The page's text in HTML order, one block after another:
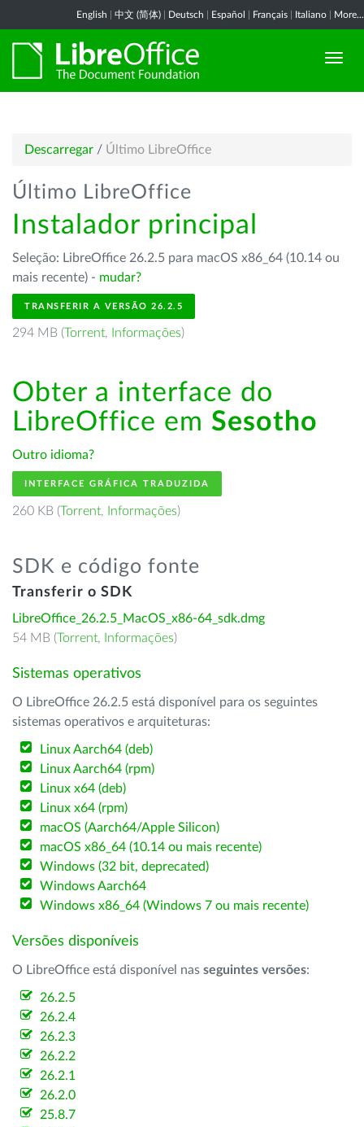
English 中文 (简体) Deutsch Español Français Italiano More...
Descarregar / Último LibreOffice
Último LibreOffice
Instalador principal
Seleção: LibreOffice 26.2.5 para macOS x86_64 (10.14 ou
mais recente) - mudar?
TRANSFERIR A VERSÃO 26.2.5
294 MB (Torrent, Informações)
Obter a interface do
LibreOffice em Sesotho
Outro idioma?
INTERFACE GRÁFICA TRADUZIDA
260 KB (Torrent, Informações)
SDK e código fonte
Transferir o SDK
LibreOffice_26.2.5_MacOS_x86-64_sdk.dmg
54 MB (Torrent, Informações)
Sistemas operativos
O LibreOffice 26.2.5 está disponível para os seguintes
sistemas operativos e arquiteturas:
Linux Aarch64 (deb)
Linux Aarch64 (rpm)
Linux x64 (deb)
Linux x64 (rpm)
macOS (Aarch64/Apple Silicon)
macOS x86_64 (10.14 ou mais recente)
Windows (32 bit, deprecated)
Windows Aarch64
Windows x86_64 (Windows 7 ou mais recente)
Versões disponíveis
O LibreOffice está disponível nas seguintes versões:
26.2.5
26.2.4
26.2.3
26.2.2
26.2.1
26.2.0
25.8.7